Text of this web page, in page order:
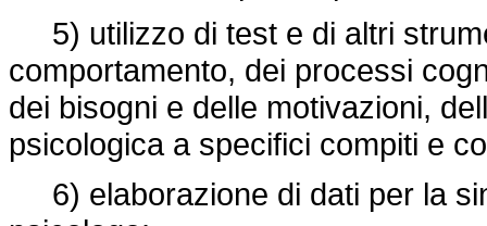
5) utilizzo di test e di altri
comportamento, dei processi
dei bisogni e delle motivazioni,
psicologica a specifici compiti e
6) elaborazione di dati per la